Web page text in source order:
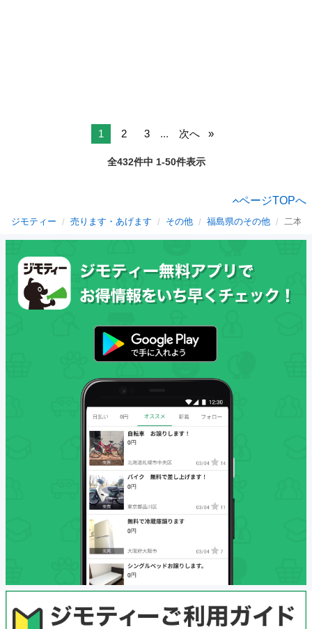
1 2 3 ... 次へ
全432件中 1-50件表示
ページTOPへ
ジモティー 売ります・あげます その他 福島県のその他 二本